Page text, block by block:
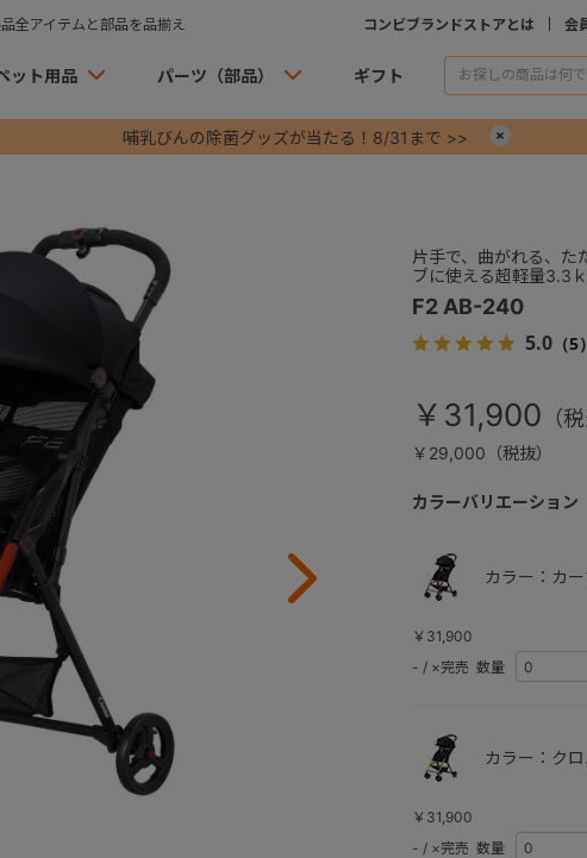
全アイテムと部品を品揃え コンビブランドストアとは 会
ット用品 パーツ（部品） ギフト
哺乳びんの除菌グッズが当たる！8/31まで >>
片手で、曲がれる、た
ブに使える超軽量3.3
F2 AB-240
5.0 （5）
￥31,900
￥29,000（税抜）
カラーバリエーション
カラー：カー
￥31,900
- / ×完売 数量
カラー：クロ
￥31,900
- / ×完売 数量